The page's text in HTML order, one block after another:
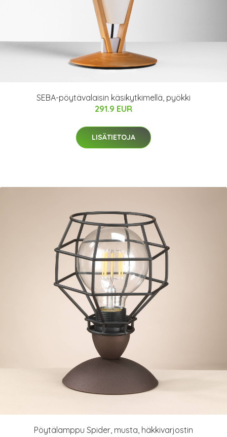
SEBA-pöytävalaisin käsikytkimellä, pyökki
291.9 EUR
LISÄTIETOJA
Pöytälamppu Spider, musta, häkkivarjostin